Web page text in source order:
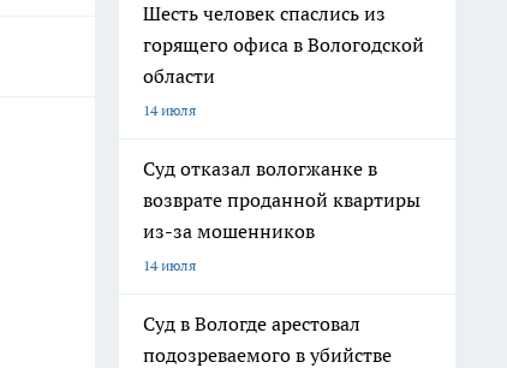
Шесть человек спаслись из
горящего офиса в Вологодской
области
14 июля
Суд отказал вологжанке в
возврате проданной квартиры
из-за мошенников
14 июля
Суд в Вологде арестовал
подозреваемого в убийстве